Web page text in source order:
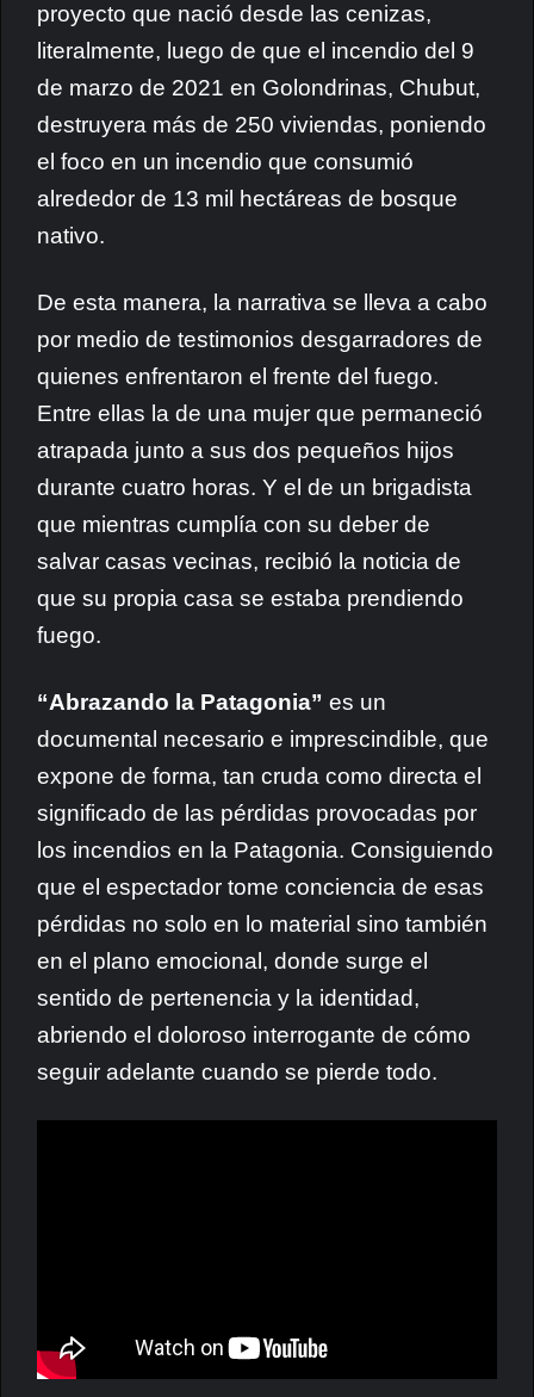
proyecto que nació desde las cenizas,
literalmente, luego de que el incendio del 9
de marzo de 2021 en Golondrinas, Chubut,
destruyera más de 250 viviendas, poniendo
el foco en un incendio que consumió
alrededor de 13 mil hectáreas de bosque
nativo.
De esta manera, la narrativa se lleva a cabo
por medio de testimonios desgarradores de
quienes enfrentaron el frente del fuego.
Entre ellas la de una mujer que permaneció
atrapada junto a sus dos pequeños hijos
durante cuatro horas. Y el de un brigadista
que mientras cumplía con su deber de
salvar casas vecinas, recibió la noticia de
que su propia casa se estaba prendiendo
fuego.
“Abrazando la Patagonia” es un
documental necesario e imprescindible, que
expone de forma, tan cruda como directa el
significado de las pérdidas provocadas por
los incendios en la Patagonia. Consiguiendo
que el espectador tome conciencia de esas
pérdidas no solo en lo material sino también
en el plano emocional, donde surge el
sentido de pertenencia y la identidad,
abriendo el doloroso interrogante de cómo
seguir adelante cuando se pierde todo.